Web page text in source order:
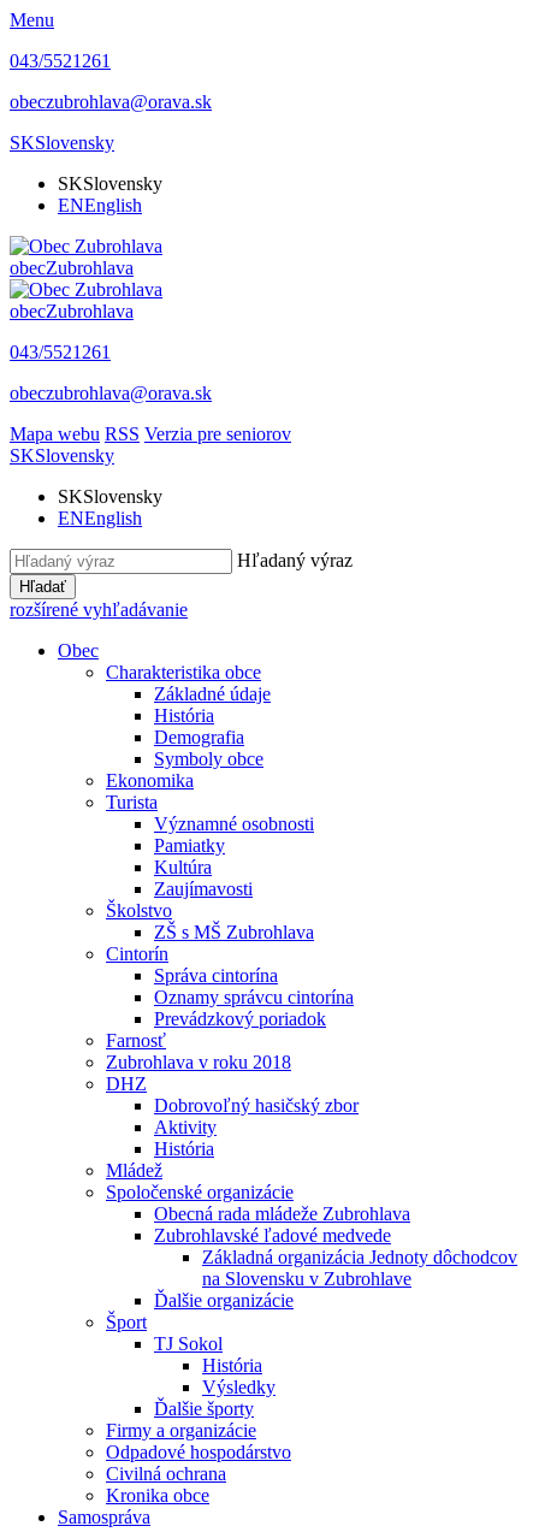
Menu
043/5521261
obeczubrohlava@orava.sk
SKSlovensky
SKSlovensky
ENEnglish
obecZubrohlava
obecZubrohlava
043/5521261
obeczubrohlava@orava.sk
Mapa webu RSS Verzia pre seniorov
SKSlovensky
SKSlovensky
ENEnglish
Hľadaný výraz
Hľadať
rozšírené vyhľadávanie
Obec
Charakteristika obce
Základné údaje
História
Demografia
Symboly obce
Ekonomika
Turista
Významné osobnosti
Pamiatky
Kultúra
Zaujímavosti
Školstvo
ZŠ s MŠ Zubrohlava
Cintorín
Správa cintorína
Oznamy správcu cintorína
Prevádzkový poriadok
Farnosť
Zubrohlava v roku 2018
DHZ
Dobrovoľný hasičský zbor
Aktivity
História
Mládež
Spoločenské organizácie
Obecná rada mládeže Zubrohlava
Zubrohlavské ľadové medvede
Základná organizácia Jednoty dôchodcov
na Slovensku v Zubrohlave
Ďalšie organizácie
Šport
TJ Sokol
História
Výsledky
Ďalšie športy
Firmy a organizácie
Odpadové hospodárstvo
Civilná ochrana
Kronika obce
Samospráva